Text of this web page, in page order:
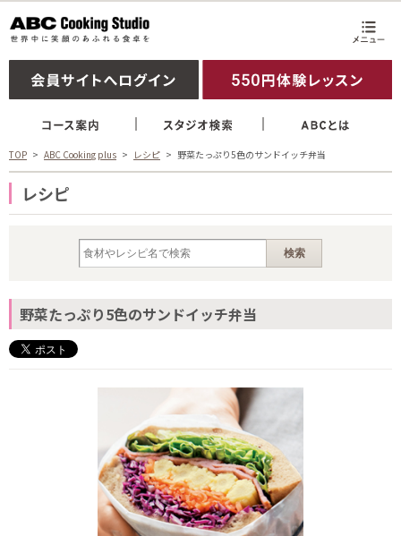
TOP ABC Cooking plus レシピ 野菜たっぷり5色のサンドイッチ弁当
レシピ
野菜たっぷり5色のサンドイッチ弁当